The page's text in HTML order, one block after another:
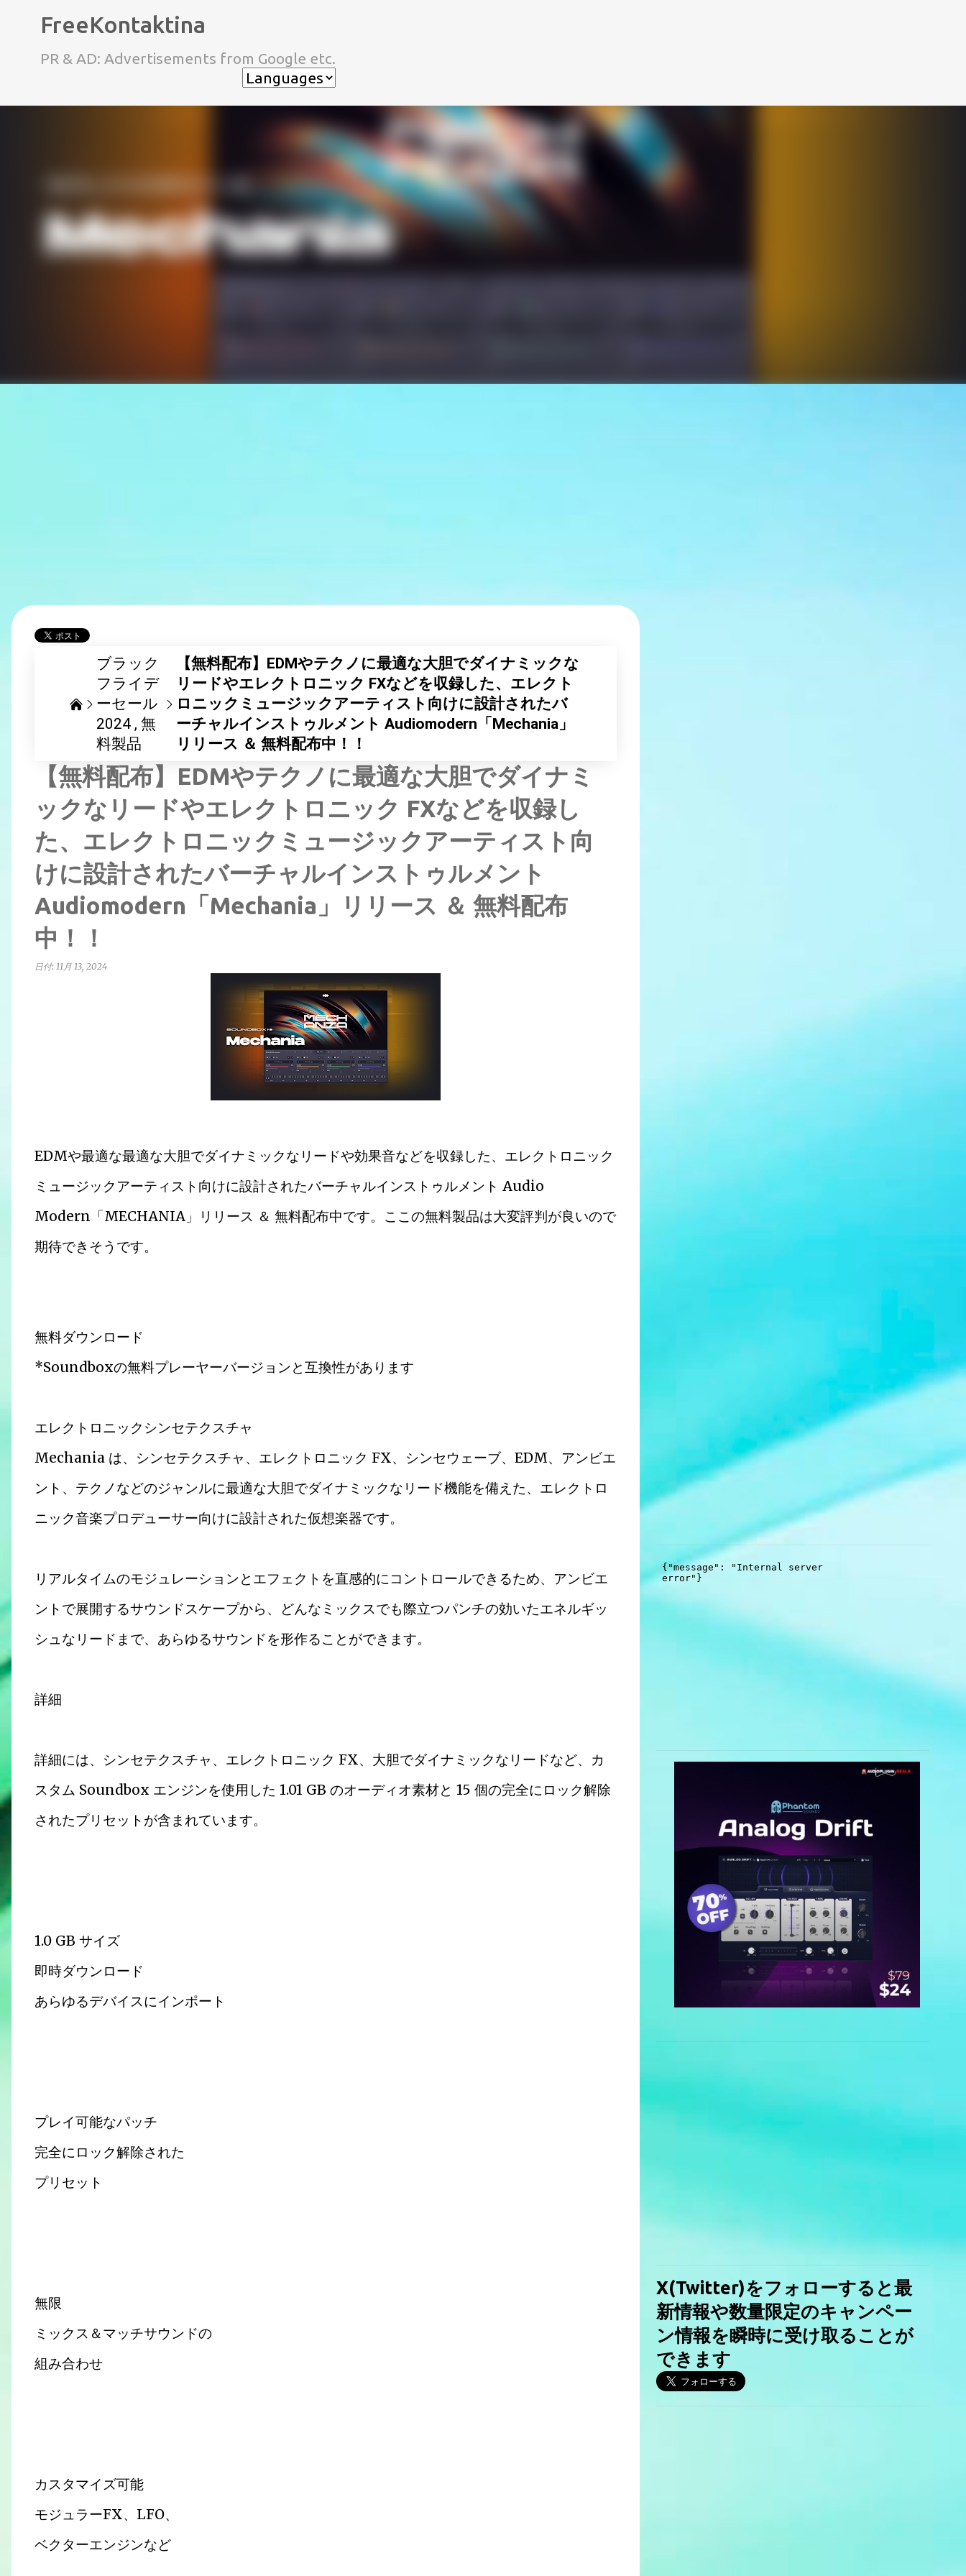
FreeKontaktina
PR & AD: Advertisements from Google etc.
ブラック
フライデ
ーセール
2024 無
料製品
【無料配布】EDMやテクノに最適な大胆でダイナミックな
リードやエレクトロニック FXなどを収録した、エレクト
ロニックミュージックアーティスト向けに設計されたバ
ーチャルインストゥルメント Audiomodern「Mechania」
リリース ＆ 無料配布中！！
【無料配布】EDMやテクノに最適な大胆でダイナミ
ックなリードやエレクトロニック FXなどを収録し
た、エレクトロニックミュージックアーティスト向
けに設計されたバーチャルインストゥルメント
Audiomodern「Mechania」リリース ＆ 無料配布
中！！
日付: 11月 13, 2024
EDMや最適な最適な大胆でダイナミックなリードや効果音などを収録した、エレクトロニック
ミュージックアーティスト向けに設計されたバーチャルインストゥルメント Audio
Modern「MECHANIA」リリース ＆ 無料配布中です。ここの無料製品は大変評判が良いので
期待できそうです。
無料ダウンロード
*Soundboxの無料プレーヤーバージョンと互換性があります
エレクトロニックシンセテクスチャ
Mechania は、シンセテクスチャ、エレクトロニック FX、シンセウェーブ、EDM、アンビエ
ント、テクノなどのジャンルに最適な大胆でダイナミックなリード機能を備えた、エレクトロ
ニック音楽プロデューサー向けに設計された仮想楽器です。
リアルタイムのモジュレーションとエフェクトを直感的にコントロールできるため、アンビエ
ントで展開するサウンドスケープから、どんなミックスでも際立つパンチの効いたエネルギッ
シュなリードまで、あらゆるサウンドを形作ることができます。
詳細
詳細には、シンセテクスチャ、エレクトロニック FX、大胆でダイナミックなリードなど、カ
スタム Soundbox エンジンを使用した 1.01 GB のオーディオ素材と 15 個の完全にロック解除
されたプリセットが含まれています。
1.0 GB サイズ
即時ダウンロード
あらゆるデバイスにインポート
プレイ可能なパッチ
完全にロック解除された
プリセット
無限
ミックス＆マッチサウンドの
組み合わせ
カスタマイズ可能
モジュラーFX、LFO、
ベクターエンジンなど
X(Twitter)をフォローすると最
新情報や数量限定のキャンペー
ン情報を瞬時に受け取ることが
できます